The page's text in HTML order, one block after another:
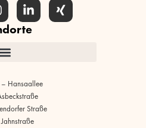
– Hansaallee
Straße